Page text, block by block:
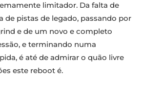
limitador. Da falta de
de pistas de legado, passando por
e de um novo e completo
e terminando numa
é até de admirar o quão livre
este reboot é.